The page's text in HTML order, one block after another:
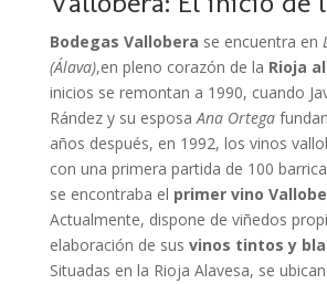
Bodegas Vallobera se encuentra en
(Álava),en pleno corazón de la Rioja
inicios se remontan a 1990, cuando
Rández y su esposaAna Ortega
años después, en 1992, los vinos
con una primera partida de 100
se encontraba el primer vino
Actualmente, dispone de viñedos
elaboración de sus vinos tintos y
Situadas en la Rioja Alavesa, se